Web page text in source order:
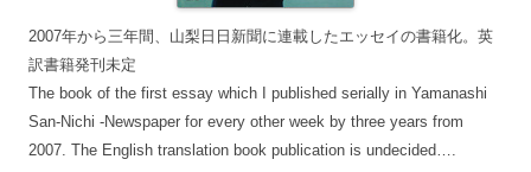
2007年から三年間、山梨日日新聞に連載したエッセイの書籍化。英
訳書籍発刊未定
The book of the first essay which I published serially in Yamanashi
San-Nichi -Newspaper for every other week by three years from
2007. The English translation book publication is undecided….